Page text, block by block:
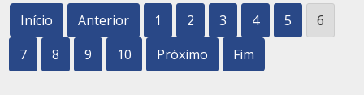
Início Anterior 1 2 3 4 5
6
7
8 9 10 Próximo Fim